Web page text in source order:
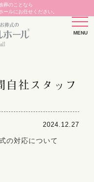
葬のことなら
ルにお任せください。
自社スタッフ
2024.12.27
の対応について